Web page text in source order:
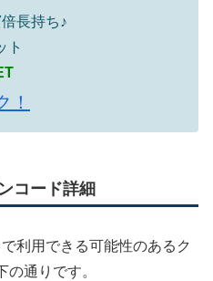
長持ち♪
ト
！
コード詳細
利用できる可能性のあるク
通りです。